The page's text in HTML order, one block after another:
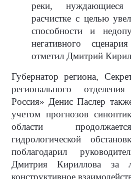
реки,
расчистке с целью
способности и
негативного
отметил Дмитрий
Губернатор региона,
регионального
Россия» Денис Паслер
учетом прогнозов
области
гидрологической
поблагодарил
Дмитрия Кириллова за